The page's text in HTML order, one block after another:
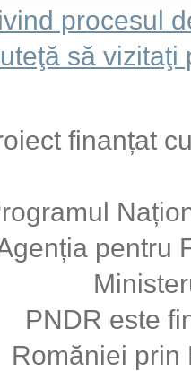
procesul
să vizitaţi
finanțat
pentru
PNDR este
Romăniei prin